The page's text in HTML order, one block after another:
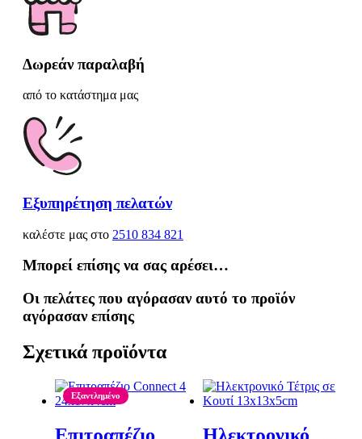
Δωρεάν παραλαβή
από το κατάστημα μας
Εξυπηρέτηση πελατών
καλέστε μας στο 2510 834 821
Μπορεί επίσης να σας αρέσει…
Οι πελάτες που αγόρασαν αυτό το προϊόν
αγόρασαν επίσης
Σχετικά προϊόντα
Εξαντλημένο